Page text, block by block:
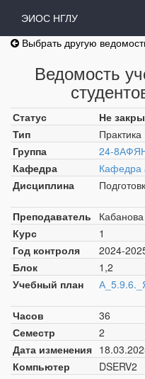
ЭИОС НГЛУ
Выбрать другую
Ведомость
Статус
Не
Тип
Практика
Группа
24-
Кафедра
Кафедра
Дисциплина
Преподаватель
Курс
1
Год контроля
2024-
Блок
1,2
Учебный план
Часов
36
Семестр
2
Дата изменения
Компьютер
DSERV2